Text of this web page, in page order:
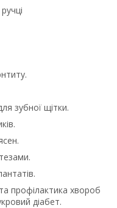
зубної щітки.
профілактика хвороб
діабет.